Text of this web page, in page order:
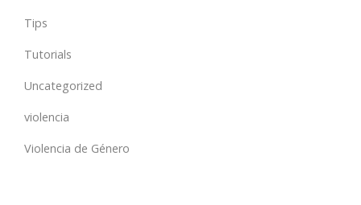
Tips
Tutorials
Uncategorized
violencia
Violencia de Género